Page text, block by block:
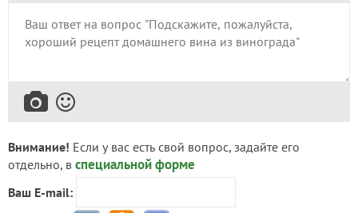
Внимание! Если у вас есть свой вопрос, задайте его
отдельно, в специальной форме
Ваш E-mail: